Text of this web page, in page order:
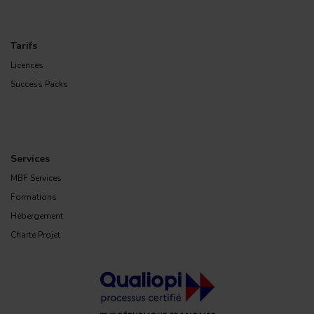
Tarifs
Licences
Success Packs
Services
MBF Services
Formations
Hébergement
Charte Projet